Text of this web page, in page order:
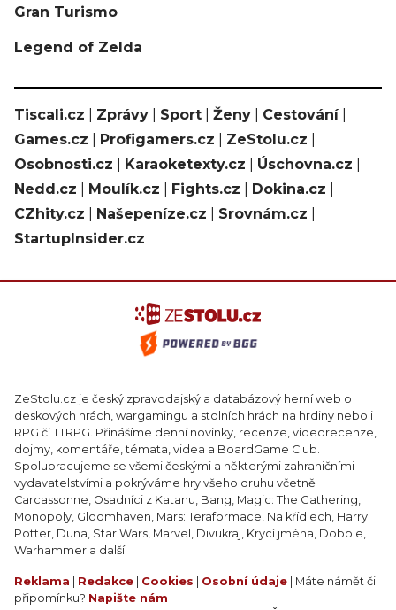
Gran Turismo
Legend of Zelda
Tiscali.cz Zprávy Sport Ženy Cestování|
Games.cz
Profigamers.cz ZeStolu.cz
Osobnosti.cz
Karaoketexty.cz Úschovna.cz
Nedd.cz
Moulík.cz Fights.cz Dokina.cz
CZhity.cz
Našepeníze.cz Srovnám.cz
StartupInsider.cz
ZeStolu.cz je český zpravodajský a databázový herní web o
deskových hrách, wargamingu a stolních hrách na hrdiny neboli
RPG či TTRPG. Přinášíme denní novinky, recenze, videorecenze,
dojmy, komentáře, témata, videa a BoardGame Club.
Spolupracujeme se všemi českými a některými zahraničními
vydavatelstvími a pokrýváme hry všeho druhu včetně
Carcassonne, Osadníci z Katanu, Bang, Magic: The Gathering,
Monopoly, Gloomhaven, Mars: Teraformace, Na křídlech, Harry
Potter, Duna, Star Wars, Marvel, Divukraj, Krycí jména, Dobble,
Warhammer a další.
Reklama Redakce Cookies Osobní údaje | Máte námět či
připomínku? Napište nám